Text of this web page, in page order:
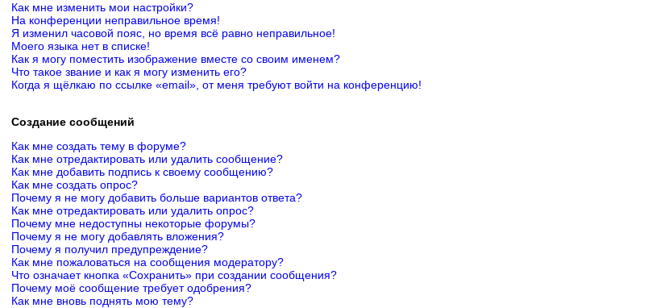
Как мне изменить мои настройки?
На конференции неправильное время!
Я изменил часовой пояс, но время всё равно неправильное!
Моего языка нет в списке!
Как я могу поместить изображение вместе со своим именем?
Что такое звание и как я могу изменить его?
Когда я щёлкаю по ссылке «email», от меня требуют войти на конференцию!
Создание сообщений
Как мне создать тему в форуме?
Как мне отредактировать или удалить сообщение?
Как мне добавить подпись к своему сообщению?
Как мне создать опрос?
Почему я не могу добавить больше вариантов ответа?
Как мне отредактировать или удалить опрос?
Почему мне недоступны некоторые форумы?
Почему я не могу добавлять вложения?
Почему я получил предупреждение?
Как мне пожаловаться на сообщения модератору?
Что означает кнопка «Сохранить» при создании сообщения?
Почему моё сообщение требует одобрения?
Как мне вновь поднять мою тему?